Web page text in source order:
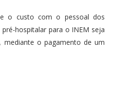
o custo com o pessoal dos
hospitalar para o INEM seja
mediante o pagamento de um